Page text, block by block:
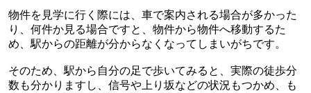
物件を見学に行く際には、車で案内される場合が多かった
り、何件か見る場合ですと、物件から物件へ移動するた
め、駅からの距離が分からなくなってしまいがちです。
そのため、駅から自分の足で歩いてみると、実際の徒歩分
数も分かりますし、信号や上り坂などの状況もつかめ、も